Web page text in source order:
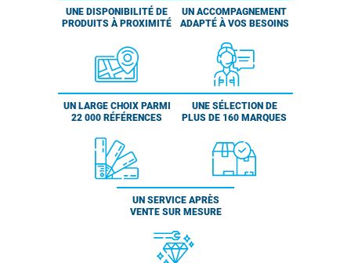
UNE DISPONIBILITÉ DE
PRODUITS À PROXIMITÉ
UN ACCOMPAGNEMENT
ADAPTÉ À VOS BESOINS
UN LARGE CHOIX PARMI
22 000 RÉFÉRENCES
UNE SÉLECTION DE
PLUS DE 160 MARQUES
UN SERVICE APRÈS
VENTE SUR MESURE